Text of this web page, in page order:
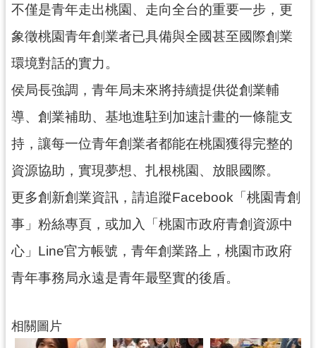
府
隱
私
政
策
網
安
全
策
政
府
資
料
不僅是青年走出桃園、走向全台的重要一步，更
象徵桃園青年創業者已具備與全國甚至國際創業
環境對話的實力。
侯局長強調，青年局未來將持續提供從創業輔
導、創業補助、基地進駐到加速計畫的一條龍支
持，讓每一位青年創業者都能在桃園獲得完整的
資源協助，實現夢想、扎根桃園、放眼國際。
更多創新創業資訊，請追蹤Facebook「桃園青創
事」粉絲專頁，或加入「桃園市政府青創資源中
心」Line官方帳號，青年創業路上，桃園市政府
青年事務局永遠是青年最堅實的後盾。
相關圖片